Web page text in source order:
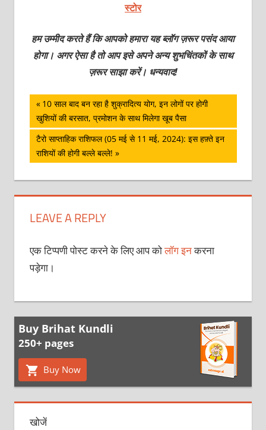
स्टोर
हम उम्मीद करते हैं कि आपको हमारा यह ब्लॉग ज़रूर पसंद आया
होगा। अगर ऐसा है तो आप इसे अपने अन्य शुभचिंतकों के साथ
ज़रूर साझा करें। धन्यवाद!
पोस्ट
नेविगेशन
Previous
Post:
10 साल बाद बन रहा है शुक्रादित्‍य योग, इन लोगों पर होगी
खुशियों की बरसात, प्रमोशन के साथ मिलेगा खूब पैसा
Next
Post:
टैरो साप्ताहिक राशिफल (05 मई से 11 मई, 2024): इस हफ़्ते इन
राशियों की होगी बल्ले बल्ले!
LEAVE A REPLY
एक टिप्पणी पोस्ट करने के लिए आप कोलॉग इनकरना
पड़ेगा।
Buy Brihat Kundli
250+ pages
Buy Now
खोजें